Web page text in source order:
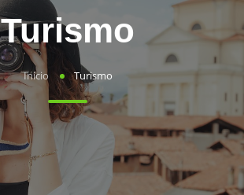
Turismo
Inicio Turismo